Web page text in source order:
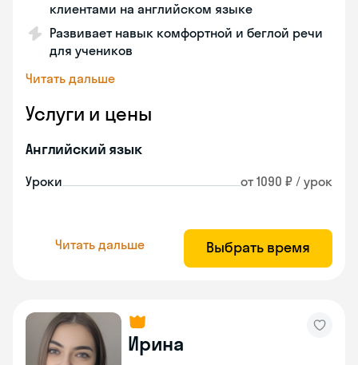
клиентами на английском языке
Развивает навык комфортной и беглой речи
для учеников
Читать дальше
Услуги и цены
Английский язык
Уроки от 1090 ₽ / урок
Читать дальше Выбрать время
Ирина